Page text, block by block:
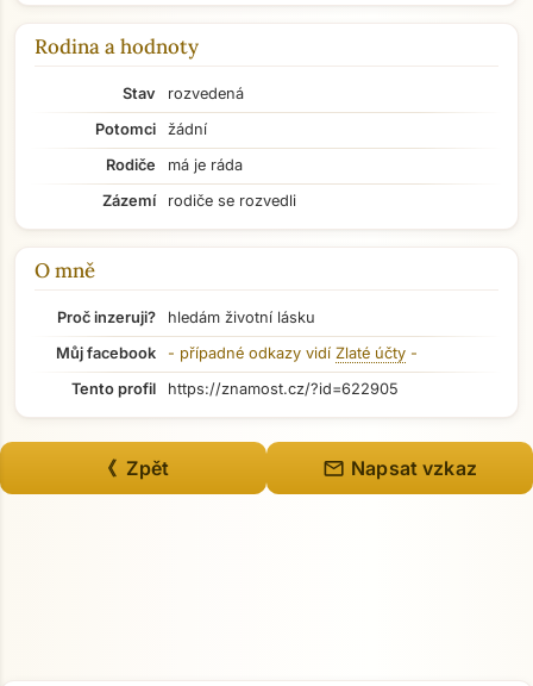
Rodina a hodnoty
Stav
rozvedená
Potomci
žádní
Rodiče
má je ráda
Zázemí
rodiče se rozvedli
O mně
Proč inzeruji?
hledám životní lásku
Můj facebook
- případné odkazy vidí Zlaté účty -
Tento profil
https://znamost.cz/?id=622905
《 Zpět mail Napsat vzkaz